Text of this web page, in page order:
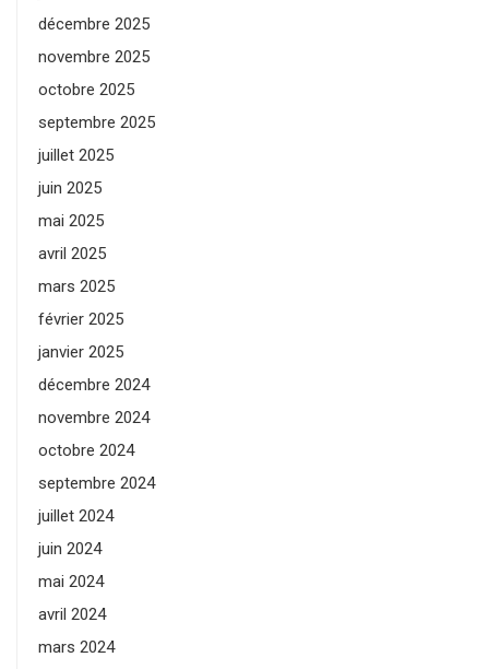
décembre 2025
novembre 2025
octobre 2025
septembre 2025
juillet 2025
juin 2025
mai 2025
avril 2025
mars 2025
février 2025
janvier 2025
décembre 2024
novembre 2024
octobre 2024
septembre 2024
juillet 2024
juin 2024
mai 2024
avril 2024
mars 2024